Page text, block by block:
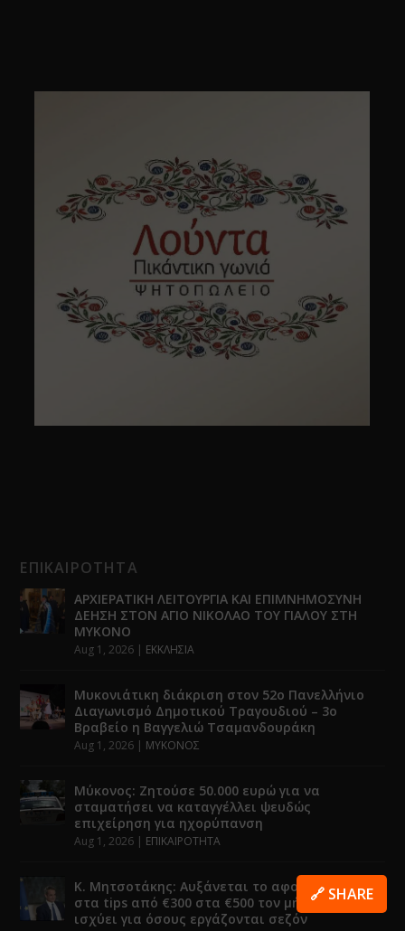
ΕΠΙΚΑΙΡΟΤΗΤΑ
ΑΡΧΙΕΡΑΤΙΚΗ ΛΕΙΤΟΥΡΓΙΑ ΚΑΙ ΕΠΙΜΝΗΜΟΣΥΝΗ
ΔΕΗΣΗ ΣΤΟΝ ΑΓΙΟ ΝΙΚΟΛΑΟ ΤΟΥ ΓΙΑΛΟΥ ΣΤΗ
ΜΥΚΟΝΟ
Aug 1, 2026 | ΕΚΚΛΗΣΙΑ
Μυκονιάτικη διάκριση στον 52ο Πανελλήνιο
Διαγωνισμό Δημοτικού Τραγουδιού – 3ο
Βραβείο η Βαγγελιώ Τσαμανδουράκη
Aug 1, 2026 | ΜΥΚΟΝΟΣ
Μύκονος: Ζητούσε 50.000 ευρώ για να
σταματήσει να καταγγέλλει ψευδώς
επιχείρηση για ηχορύπανση
Aug 1, 2026 | ΕΠΙΚΑΙΡΟΤΗΤΑ
Κ. Μητσοτάκης: Αυξάνεται το αφορολόγητο
στα tips από €300 στα €500 τον μήνα – Τι
ισχύει για όσους εργάζονται σεζόν
🔗 SHARE